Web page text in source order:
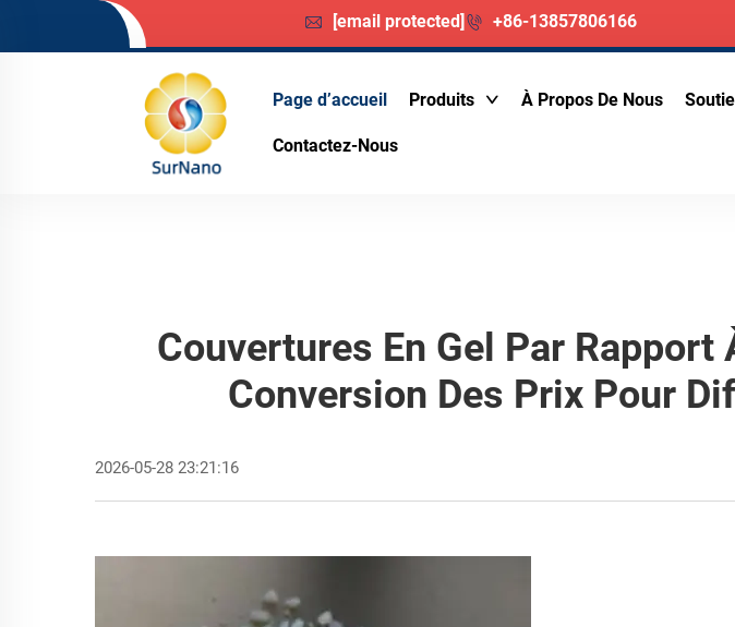
[email protected] +86-13857806166
Page d’accueil Produits À Propos De Nous
Contactez-Nous
Couvertures En Gel Par
Conversion Des Prix Pour
2026-05-28 23:21:16